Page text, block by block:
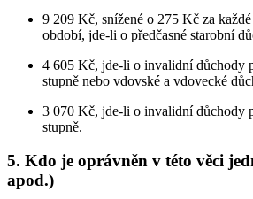
9 209 Kč, snížené o 275 Kč za
období, jde-li o předčasné starobní
4 605 Kč, jde-li o invalidní důchody
stupně nebo vdovské a vdovecké
3 070 Kč, jde-li o invalidní důchody
stupně.
5. Kdo je oprávněn v této věci
apod.)